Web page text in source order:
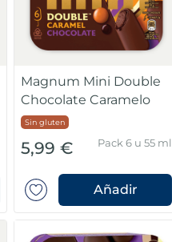
Magnum Mini Double
Chocolate Caramelo
Sin gluten
5,99 € Pack 6 u 55 ml
Añadir